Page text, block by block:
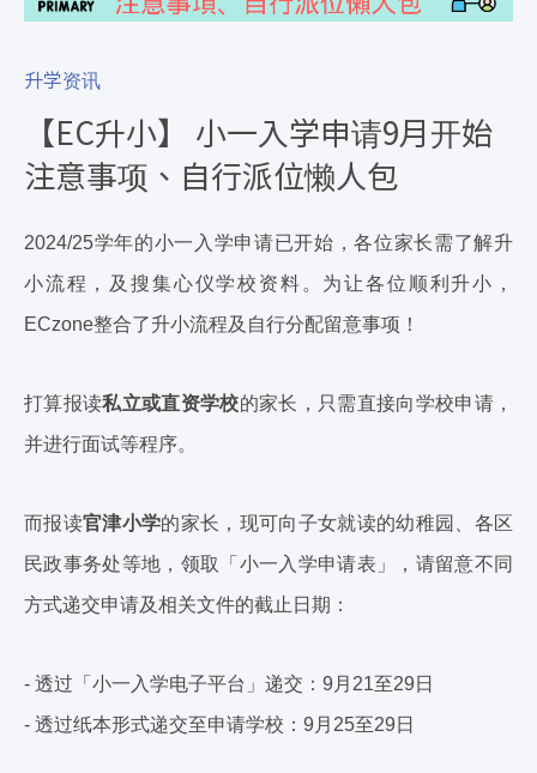
升学资讯
【EC升小】 小一入学申请9月开始
注意事项、自行派位懒人包
2024/25学年的小一入学申请已开始，各位家长需了解升
小流程，及搜集心仪学校资料。为让各位顺利升小，
ECzone整合了升小流程及自行分配留意事项！
打算报读私立或直资学校的家长，只需直接向学校申请，
并进行面试等程序。
而报读官津小学的家长，现可向子女就读的幼稚园、各区
民政事务处等地，领取「小一入学申请表」，请留意不同
方式递交申请及相关文件的截止日期：
- 透过「小一入学电子平台」递交：9月21至29日
- 透过纸本形式递交至申请学校：9月25至29日